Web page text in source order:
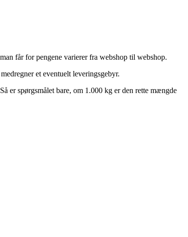
får for pengene varierer fra webshop til webshop.
et eventuelt leveringsgebyr.
er spørgsmålet bare, om 1.000 kg er den rette mængde